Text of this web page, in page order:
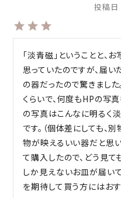
投稿日
「淡青磁」ということと、
思っていたのですが、届
の器だったので驚きまし
くらいで、何度もHPの写
の写真はこんなに明るく
です。（個体差にしても、
物が映えるいい器だと思い
て購入したので、どう見て
しか見えないお皿が届いて
を期待して買う方にはおす